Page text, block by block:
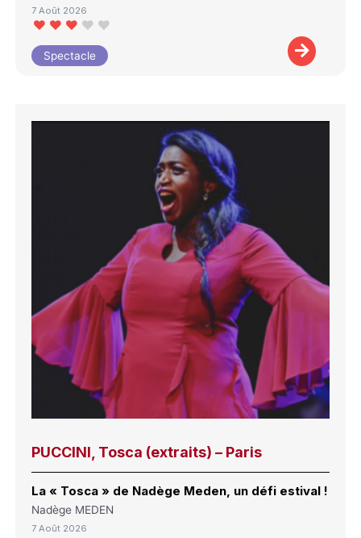
7 Août 2026
Spectacle
PUCCINI, Tosca (extraits) – Paris
La « Tosca » de Nadège Meden, un défi estival !
Nadège MEDEN
7 Août 2026